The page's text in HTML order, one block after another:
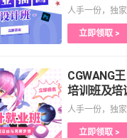
人手一份，独
立即领取 >
CGWANG
培训班及培
人手一份，独
立即领取 >